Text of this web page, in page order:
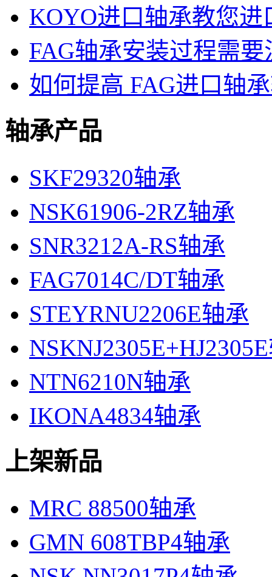
KOYO进口轴承教您进
FAG轴承安装过程需
如何提高 FAG进口轴
轴承产品
SKF29320轴承
NSK61906-2RZ轴承
SNR3212A-RS轴承
FAG7014C/DT轴承
STEYRNU2206E轴承
NTN6210N轴承
IKONA4834轴承
上架新品
MRC 88500轴承
GMN 608TBP4轴承